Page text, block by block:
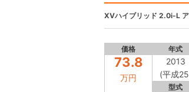
XVハイブリッド 2.0i-L
価格 年式
73.8
万円
2013
(平成
型式